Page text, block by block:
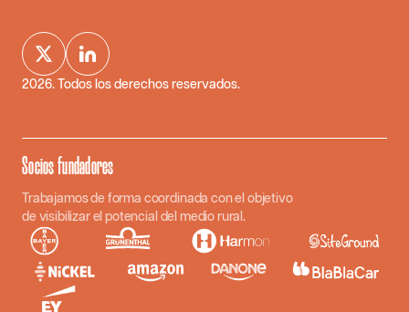
2026. Todos los derechos reservados.
Socios fundadores
Trabajamos de forma coordinada con el objetivo
de visibilizar el potencial del medio rural.